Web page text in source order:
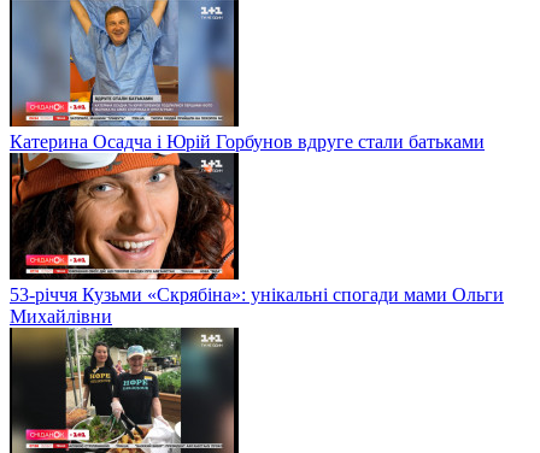
Катерина Осадча і Юрій Горбунов вдруге стали батьками
53-річчя Кузьми «Скрябіна»: унікальні спогади мами Ольги
Михайлівни